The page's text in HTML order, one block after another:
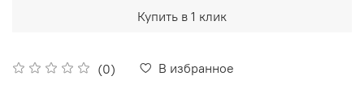
(0) В избранное
Купить в 1 клик